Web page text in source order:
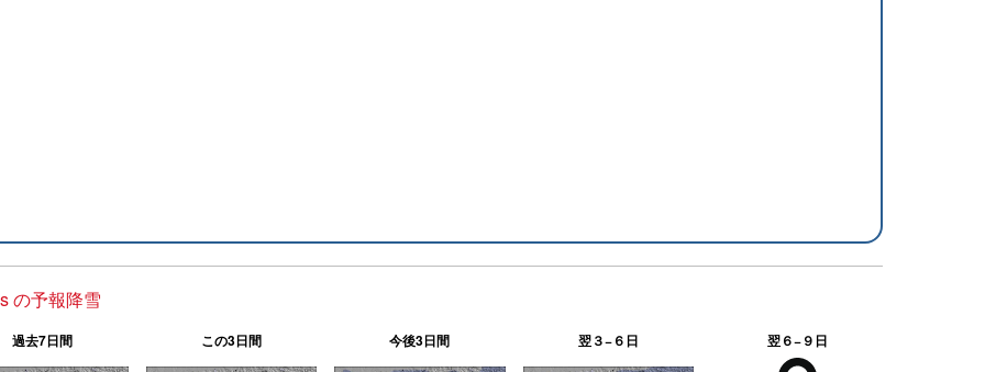
の予報降雪
過去7日間 この3日間 今後3日間 翌３−６日 翌６−９日